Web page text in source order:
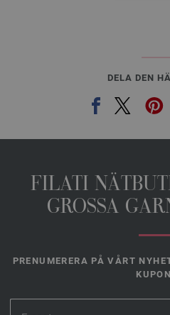
DELA DEN
FILATI
GROSSA
PRENUMERERA PÅ VÅRT